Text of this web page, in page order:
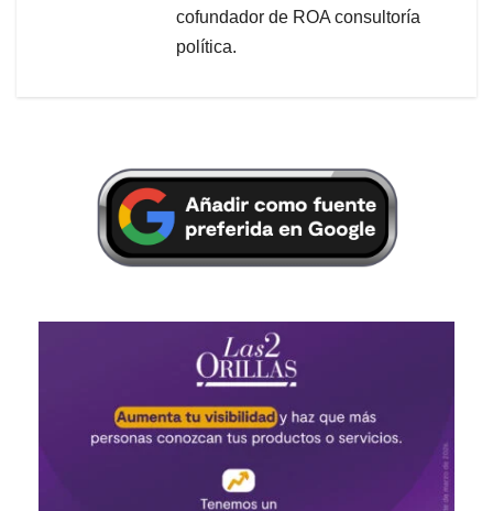
cofundador de ROA consultoría
política.